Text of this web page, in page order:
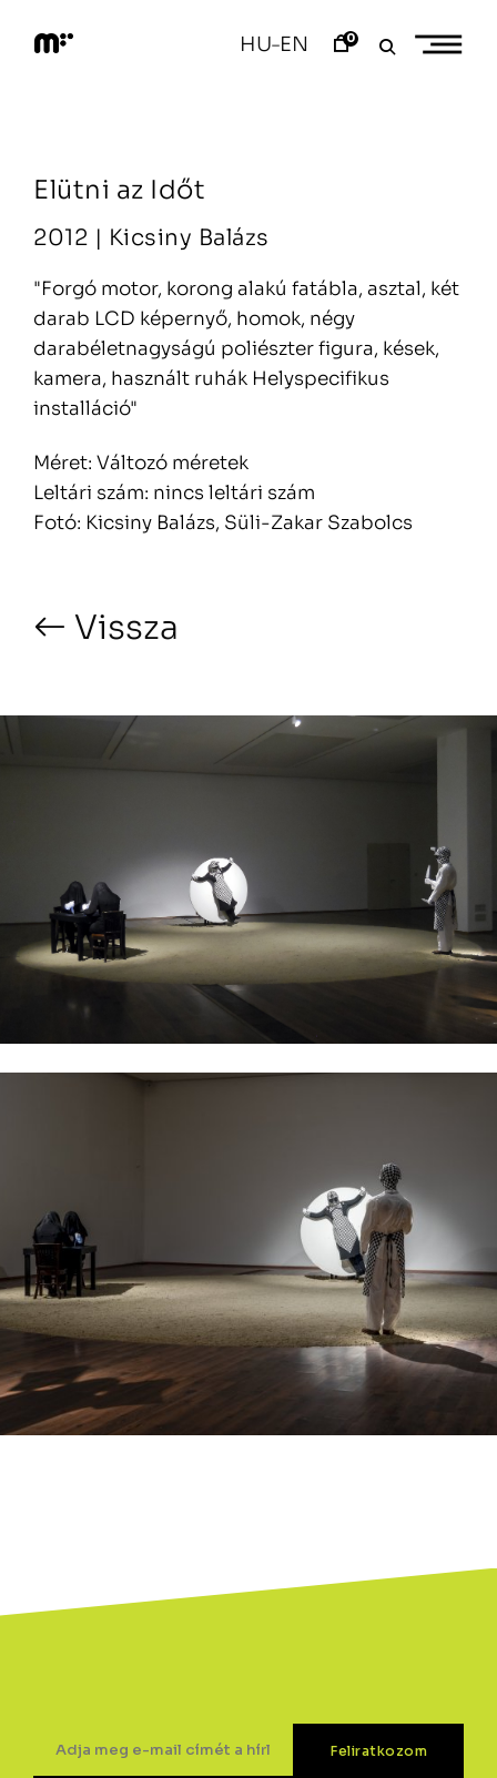
content
r
t
HU–EN 0
Elütni az Időt
2012 | Kicsiny Balázs
"Forgó motor, korong alakú fatábla, asztal, két
darab LCD képernyő, homok, négy
darabéletnagyságú poliészter figura, kések,
kamera, használt ruhák Helyspecifikus
installáció"
Méret: Változó méretek
Leltári szám: nincs leltári szám
Fotó: Kicsiny Balázs, Süli-Zakar Szabolcs
Vissza